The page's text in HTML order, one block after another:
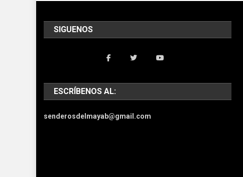
SIGUENOS
ESCRÍBENOS AL:
senderosdelmayab@gmail.com